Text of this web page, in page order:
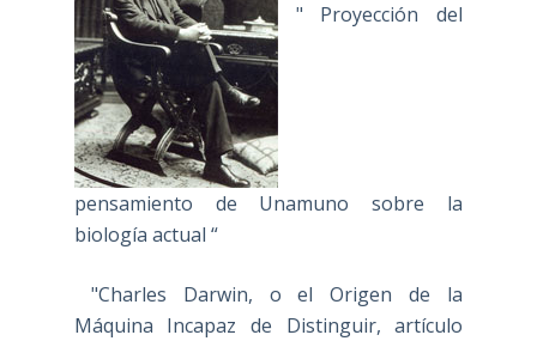
" Proyección del
pensamiento de Unamuno sobre la
biología actual “
"Charles Darwin, o el Origen de la
Máquina Incapaz de Distinguir, artículo